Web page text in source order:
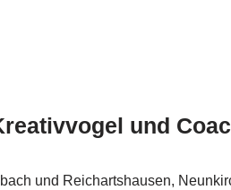
und
und Reichartshausen,